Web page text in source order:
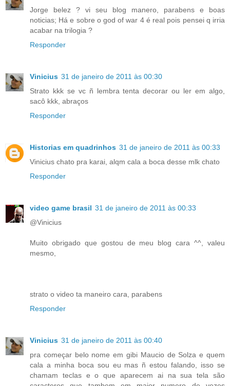
Jorge belez ? vi seu blog manero, parabens e boas
noticias; Há e sobre o god of war 4 é real pois pensei q irria
acabar na trilogia ?
Responder
Vinicius 31 de janeiro de 2011 às 00:30
Strato kkk se vc ñ lembra tenta decorar ou ler em algo,
sacô kkk, abraços
Responder
Historias em quadrinhos 31 de janeiro de 2011 às 00:33
Vinicius chato pra karai, alqm cala a boca desse mlk chato
Responder
video game brasil 31 de janeiro de 2011 às 00:33
@Vinicius
Muito obrigado que gostou de meu blog cara ^^, valeu
mesmo,
strato o video ta maneiro cara, parabens
Responder
Vinicius 31 de janeiro de 2011 às 00:40
pra começar belo nome em gibi Maucio de Solza e quem
cala a minha boca sou eu mas ñ estou falando, isso se
chamam teclas e o que aparecem ai na sua tela são